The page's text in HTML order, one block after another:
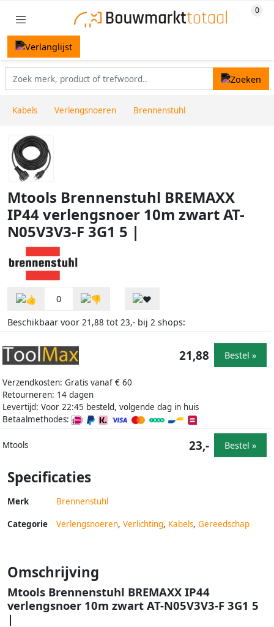
Kabels Verlengsnoeren Brennenstuhl
Mtools Brennenstuhl BREMAXX
IP44 verlengsnoer 10m zwart AT-
N05V3V3-F 3G1 5 |
0
Beschikbaar voor 21,88 tot 23,- bij 2 shops:
Verzendkosten: Gratis vanaf € 60
Retourneren: 14 dagen
Levertijd: Voor 22:45 besteld, volgende dag in huis
Betaalmethodes:
21,88 Bestel »
Mtools 23,- Bestel »
Specificaties
Merk Brennenstuhl
Categorie Verlengsnoeren, Verlichting, Kabels, Gereedschap
Omschrijving
Mtools Brennenstuhl BREMAXX IP44
verlengsnoer 10m zwart AT-N05V3V3-F 3G1 5
|